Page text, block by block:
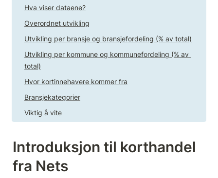
Hva viser dataene?
Overordnet utvikling
Utvikling per bransje og bransjefordeling (% av total)
Utvikling per kommune og kommunefordeling (% av
total)
Hvor kortinnehavere kommer fra
Bransjekategorier
Viktig å vite
Introduksjon til korthandel
fra Nets